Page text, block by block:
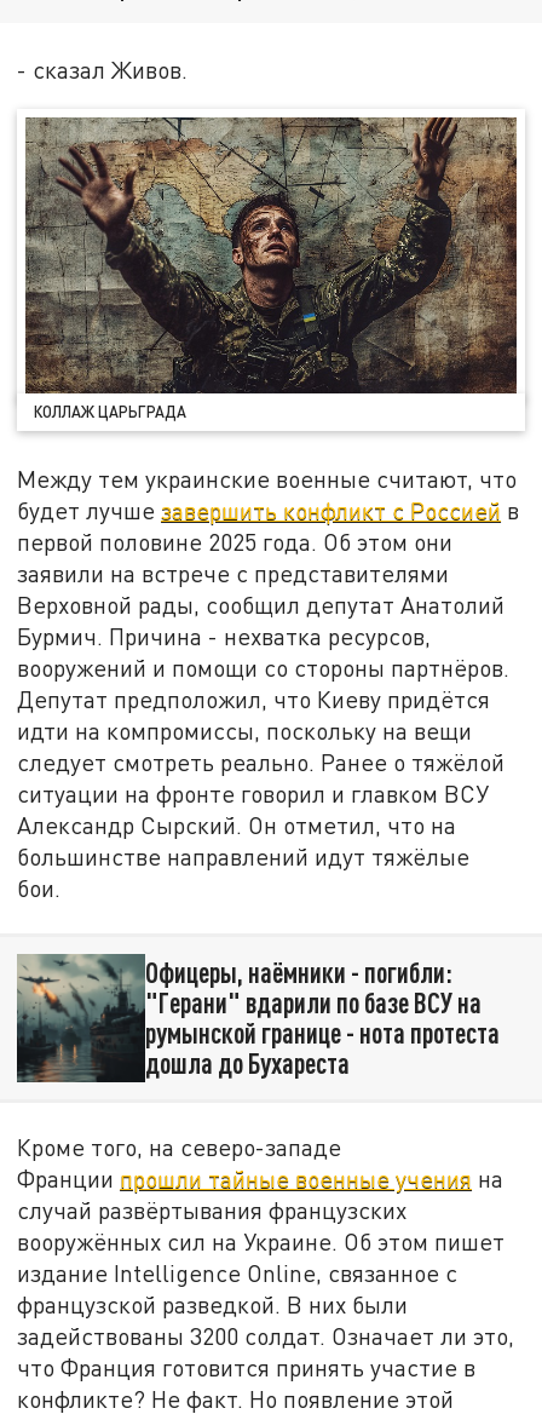
- сказал Живов.
КОЛЛАЖ ЦАРЬГРАДА
Между тем украинские военные считают, что
будет лучшезавершить конфликт с Россией в
первой половине 2025 года. Об этом они
заявили на встрече с представителями
Верховной рады, сообщил депутат Анатолий
Бурмич. Причина - нехватка ресурсов,
вооружений и помощи со стороны партнёров.
Депутат предположил, что Киеву придётся
идти на компромиссы, поскольку на вещи
следует смотреть реально. Ранее о тяжёлой
ситуации на фронте говорил и главком ВСУ
Александр Сырский. Он отметил, что на
большинстве направлений идут тяжёлые
бои.
Офицеры, наёмники - погибли:
"Герани" вдарили по базе ВСУ на
румынской границе - нота протеста
дошла до Бухареста
Кроме того, на северо-западе
Франции прошли тайные военные учения на
случай развёртывания французских
вооружённых сил на Украине. Об этом пишет
издание Intelligence Online, связанное с
французской разведкой. В них были
задействованы 3200 солдат. Означает ли это,
что Франция готовится принять участие в
конфликте? Не факт. Но появление этой